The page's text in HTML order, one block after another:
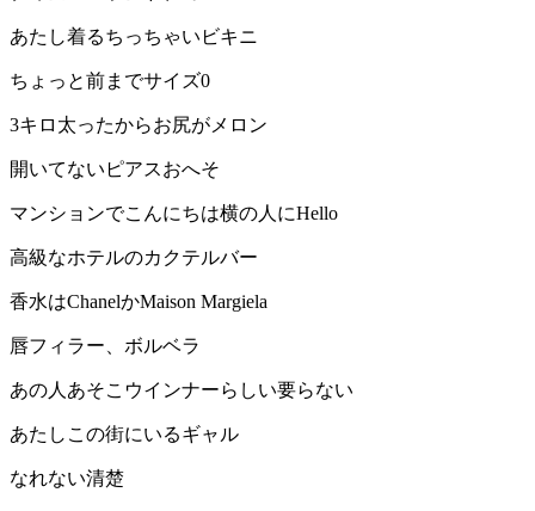
あたし着るちっちゃいビキニ
ちょっと前までサイズ0
3キロ太ったからお尻がメロン
開いてないピアスおへそ
マンションでこんにちは横の人にHello
高級なホテルのカクテルバー
香水はChanelかMaison Margiela
唇フィラー、ボルベラ
あの人あそこウインナーらしい要らない
あたしこの街にいるギャル
なれない清楚